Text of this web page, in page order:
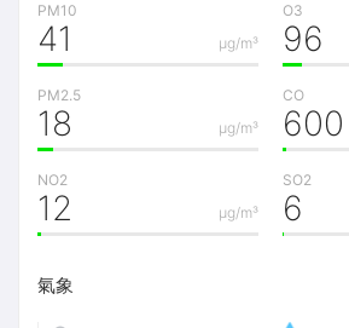
PM10
μg/m³
41
O3
96
PM2.5
μg/m³
18
CO
600
NO2
μg/m³
12
SO2
6
氣象